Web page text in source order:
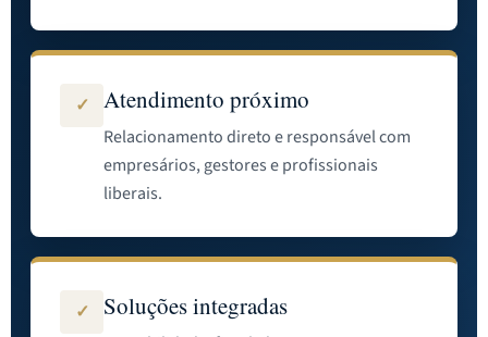
✓ Atendimento próximo
Relacionamento direto e responsável com
empresários, gestores e profissionais
liberais.
✓ Soluções integradas